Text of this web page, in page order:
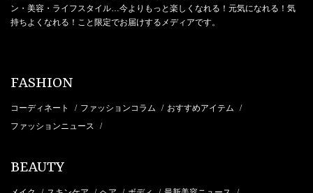
ン・美容・ライフスタイル…今よりもっと楽しくなれる！元気になれる！気
持ちよくなれる！こと限定でお届けするメディアです。
FASHION
コーディネート / ファッションコラム / おすすめアイテム /
ファッションニュース /
BEAUTY